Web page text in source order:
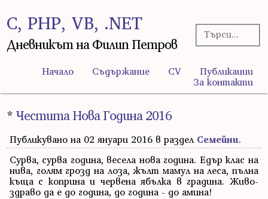
C, PHP, VB, .NET
Дневникът на Филип Петров
Начало Съдържание CV
Публикации
За контакти
* Честита Нова Година 2016
Публикувано на 02 януари 2016 в раздел Семейни.
Сурва, сурва година, весела нова година. Едър клас на
нива, голям грозд на лоза, жълт мамул на леса, пълна
къща с коприна и червена ябълка в градина. Живо-
здраво да е до година, до година - до амина!